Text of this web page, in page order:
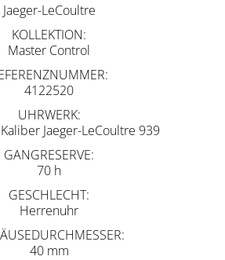
Jaeger-LeCoultre
KOLLEKTION
Master Control
4122520
UHRWERK
Jaeger-LeCoultre 939
GANGRESERVE
70 h
GESCHLECHT
Herrenuhr
40 mm